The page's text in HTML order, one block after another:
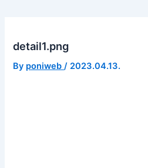
detail1.png
By poniweb/ 2023.04.13.